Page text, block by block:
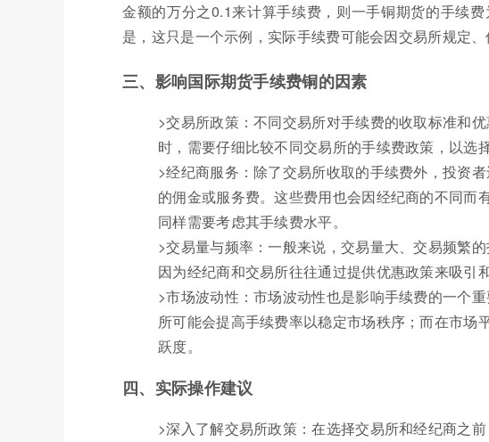
金额的万分之0.1来计算手续费，则一手铜期货的手续
是，这只是一个示例，实际手续费可能会因交易所规定、
三、影响国际期货手续费铜的因素
>交易所政策：不同交易所对手续费的收取标准和
时，需要仔细比较不同交易所的手续费政策，以选
>经纪商服务：除了交易所收取的手续费外，投资
的佣金或服务费。这些费用也会因经纪商的不同而
同样需要考虑其手续费水平。
>交易量与频率：一般来说，交易量大、交易频繁
因为经纪商和交易所往往通过提供优惠政策来吸引
>市场波动性：市场波动性也是影响手续费的一个
所可能会提高手续费率以稳定市场秩序；而在市场
跃度。
四、实际操作建议
>深入了解交易所政策：在选择交易所和经纪商之